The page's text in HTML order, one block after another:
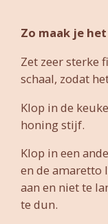
Zo maak je het
Zet zeer sterke
schaal, zodat
Klop in de
honing stijf.
Klop in een
en de amaretto
aan en niet te
te dun.